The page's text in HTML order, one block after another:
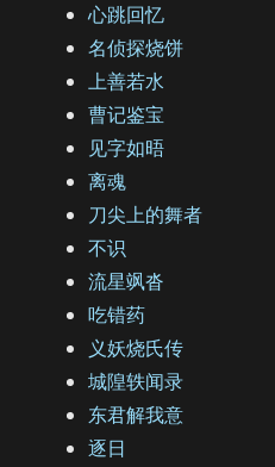
心跳回忆
名侦探烧饼
上善若水
曹记鉴宝
见字如晤
离魂
刀尖上的舞者
不识
流星飒沓
吃错药
义妖烧氏传
城隍轶闻录
东君解我意
逐日